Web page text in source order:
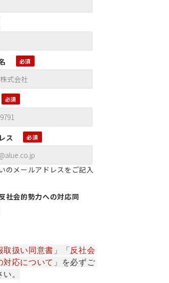
ス
のメールアドレスをご記入
社会的勢力への対応同
取扱い同意書 」「反社会
対応について 」を必ずご
。